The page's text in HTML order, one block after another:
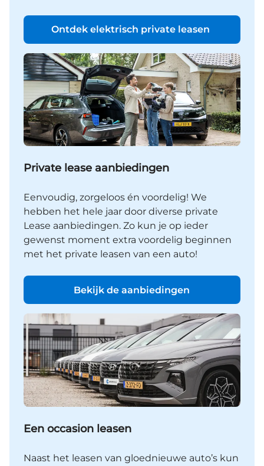
Ontdek elektrisch private leasen
Private lease aanbiedingen
Eenvoudig, zorgeloos én voordelig! We
hebben het hele jaar door diverse private
Lease aanbiedingen. Zo kun je op ieder
gewenst moment extra voordelig beginnen
met het private leasen van een auto!
Bekijk de aanbiedingen
Een occasion leasen
Naast het leasen van gloednieuwe auto’s kun